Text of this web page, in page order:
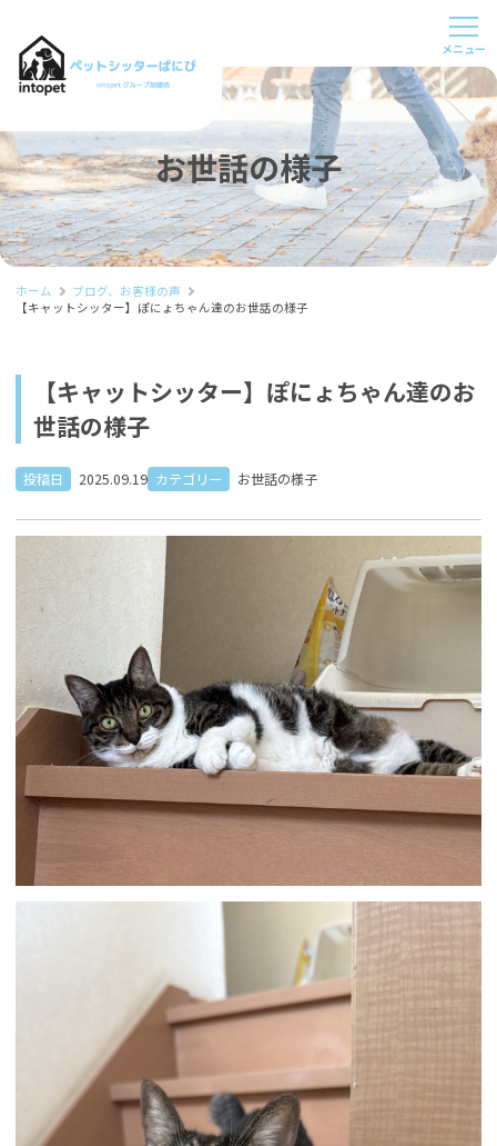
お世話の様子
ホーム
ブログ、お客様の声
【キャットシッター】ぽにょちゃん達のお世話の様子
【キャットシッター】ぽにょちゃん達のお
世話の様子
投稿日 2025.09.19 カテゴリー お世話の様子